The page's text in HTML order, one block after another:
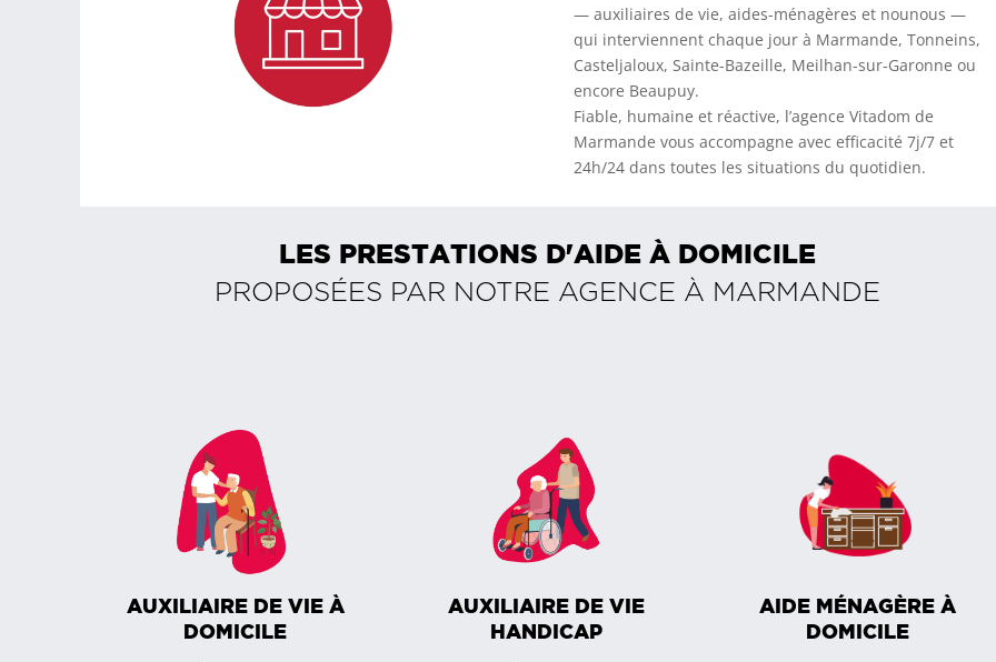
— auxiliaires de vie, aides-ménagères et nounous —
qui interviennent chaque jour à Marmande, Tonneins,
Casteljaloux, Sainte-Bazeille, Meilhan-sur-Garonne ou
encore Beaupuy.
Fiable, humaine et réactive, l’agence Vitadom de
Marmande vous accompagne avec efficacité 7j/7 et
24h/24 dans toutes les situations du quotidien.
LES PRESTATIONS D'AIDE À DOMICILE
PROPOSÉES PAR NOTRE AGENCE À MARMANDE
AUXILIAIRE DE VIE À
DOMICILE
AUXILIAIRE DE VIE
HANDICAP
AIDE MÉNAGÈRE À
DOMICILE